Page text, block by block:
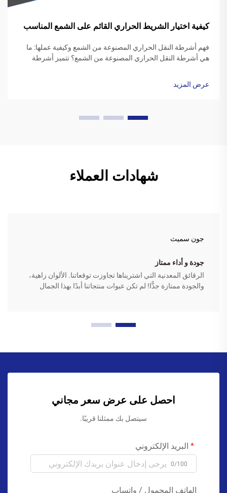
كيفية اختيار الشريط الحراري القائم على الشمع المناسب
فهم أشرطة النقل الحراري المصنوعة من الشمع وكيفية عملها: ما
هي أشرطة النقل الحراري المصنوعة من الشمع؟ تتميز أشرطة
عرض المزيد
شهادات العملاء
جون سميث
جودة و أداء ممتاز
الرقائق المعدنية التي اشتريناها تجاوزت توقعاتنا. الألوان زاهية،
والجودة ممتازة جدًّا! لم تكن عبوات منتجاتنا أبدًا بهذا الجمال
احصل على عرض سعر مجاني
سيتصل بك ممثلنا قريبًا.
البريد الإلكتروني
0/100
الهاتف المحمول / واتساب